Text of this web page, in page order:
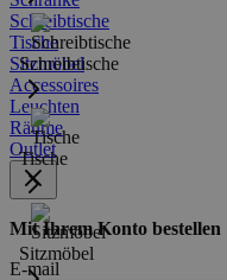
Schreibtische
Tische
Sitzmöbel
Schreibtische
Tische
Sitzmöbel
Accessoires
Leuchten
Räume
Outlet
Mit Ihrem Konto bestellen
E-mail